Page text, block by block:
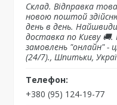
Склад. Відправка
новою поштой
день в день.
доставка по Києву
замовлень "онлайн" -
(24/7)., Шпитьки,
+380 (95) 124-19-77